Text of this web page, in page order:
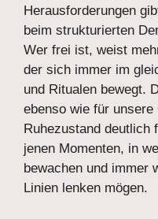
Herausforderungen
beim strukturierten
Wer frei ist, weist
der sich immer im
und Ritualen bewegt.
ebenso wie für
Ruhezustand deutlich
jenen Momenten, in
bewachen und immer
Linien lenken mögen.